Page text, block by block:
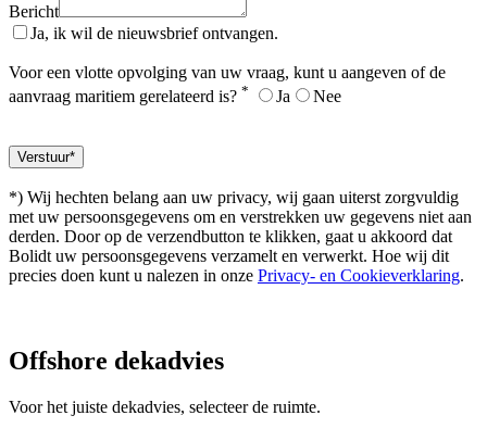
Bericht
Ja, ik wil de nieuwsbrief ontvangen.
Voor een vlotte opvolging van uw vraag, kunt u aangeven of de
aanvraag maritiem gerelateerd is? * Ja Nee
*) Wij hechten belang aan uw privacy, wij gaan uiterst zorgvuldig
met uw persoonsgegevens om en verstrekken uw gegevens niet aan
derden. Door op de verzendbutton te klikken, gaat u akkoord dat
Bolidt uw persoonsgegevens verzamelt en verwerkt. Hoe wij dit
precies doen kunt u nalezen in onze Privacy- en Cookieverklaring.
Offshore dekadvies
Voor het juiste dekadvies, selecteer de ruimte.